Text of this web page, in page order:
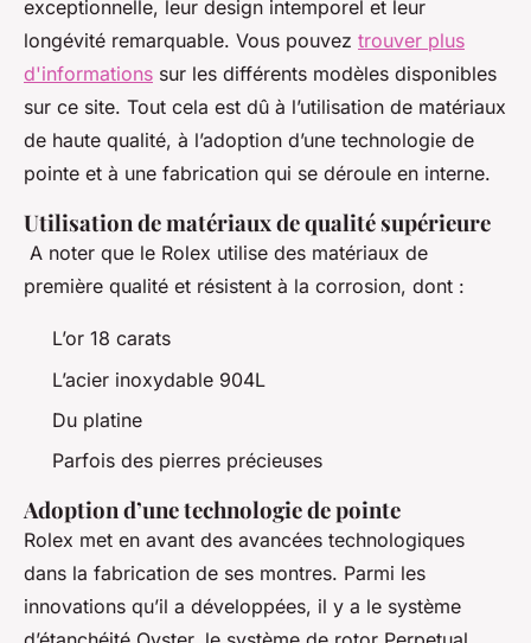
exceptionnelle, leur design intemporel et leur
longévité remarquable. Vous pouvez trouver plus
d'informations sur les différents modèles disponibles
sur ce site. Tout cela est dû à l’utilisation de matériaux
de haute qualité, à l’adoption d’une technologie de
pointe et à une fabrication qui se déroule en interne.
Utilisation de matériaux de qualité supérieure
A noter que le Rolex utilise des matériaux de
première qualité et résistent à la corrosion, dont :
L’or 18 carats
L’acier inoxydable 904L
Du platine
Parfois des pierres précieuses
Adoption d’une technologie de pointe
Rolex met en avant des avancées technologiques
dans la fabrication de ses montres. Parmi les
innovations qu’il a développées, il y a le système